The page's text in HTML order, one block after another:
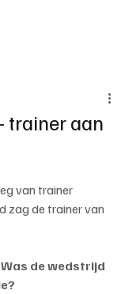
trainer aan
van trainer
zag de trainer van
Was de wedstrijd